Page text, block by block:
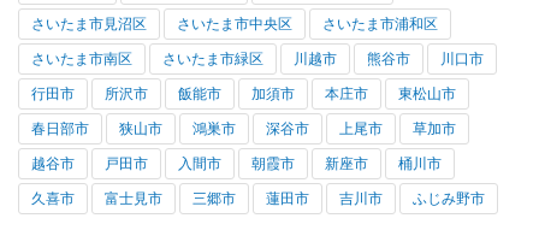
さいたま市見沼区 さいたま市中央区 さいたま市浦和区
さいたま市南区 さいたま市緑区 川越市 熊谷市 川口市
行田市 所沢市 飯能市 加須市 本庄市 東松山市
春日部市 狭山市 鴻巣市 深谷市 上尾市 草加市
越谷市 戸田市 入間市 朝霞市 新座市 桶川市
久喜市 富士見市 三郷市 蓮田市 吉川市 ふじみ野市